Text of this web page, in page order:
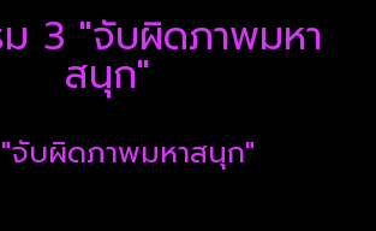
3 "จับผิดภาพมหา
สนุก"
จับผิดภาพมหาสนุก"